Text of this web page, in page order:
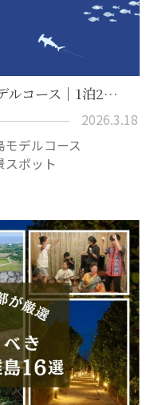
ルコース｜1泊2…
2026.3.18
モデルコース
スポット